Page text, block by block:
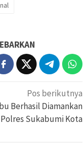
Pos berikutnya
Berhasil Diamankan
Sukabumi Kota